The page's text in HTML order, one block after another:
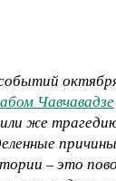
Чавчавадзе
же
– это